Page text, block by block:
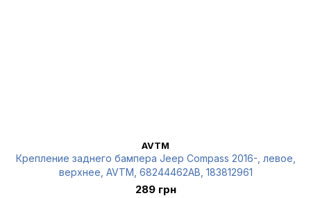
AVTM
Крепление заднего бампера Jeep Compass 2016-, левое,
верхнее, AVTM, 68244462AB, 183812961
289 грн